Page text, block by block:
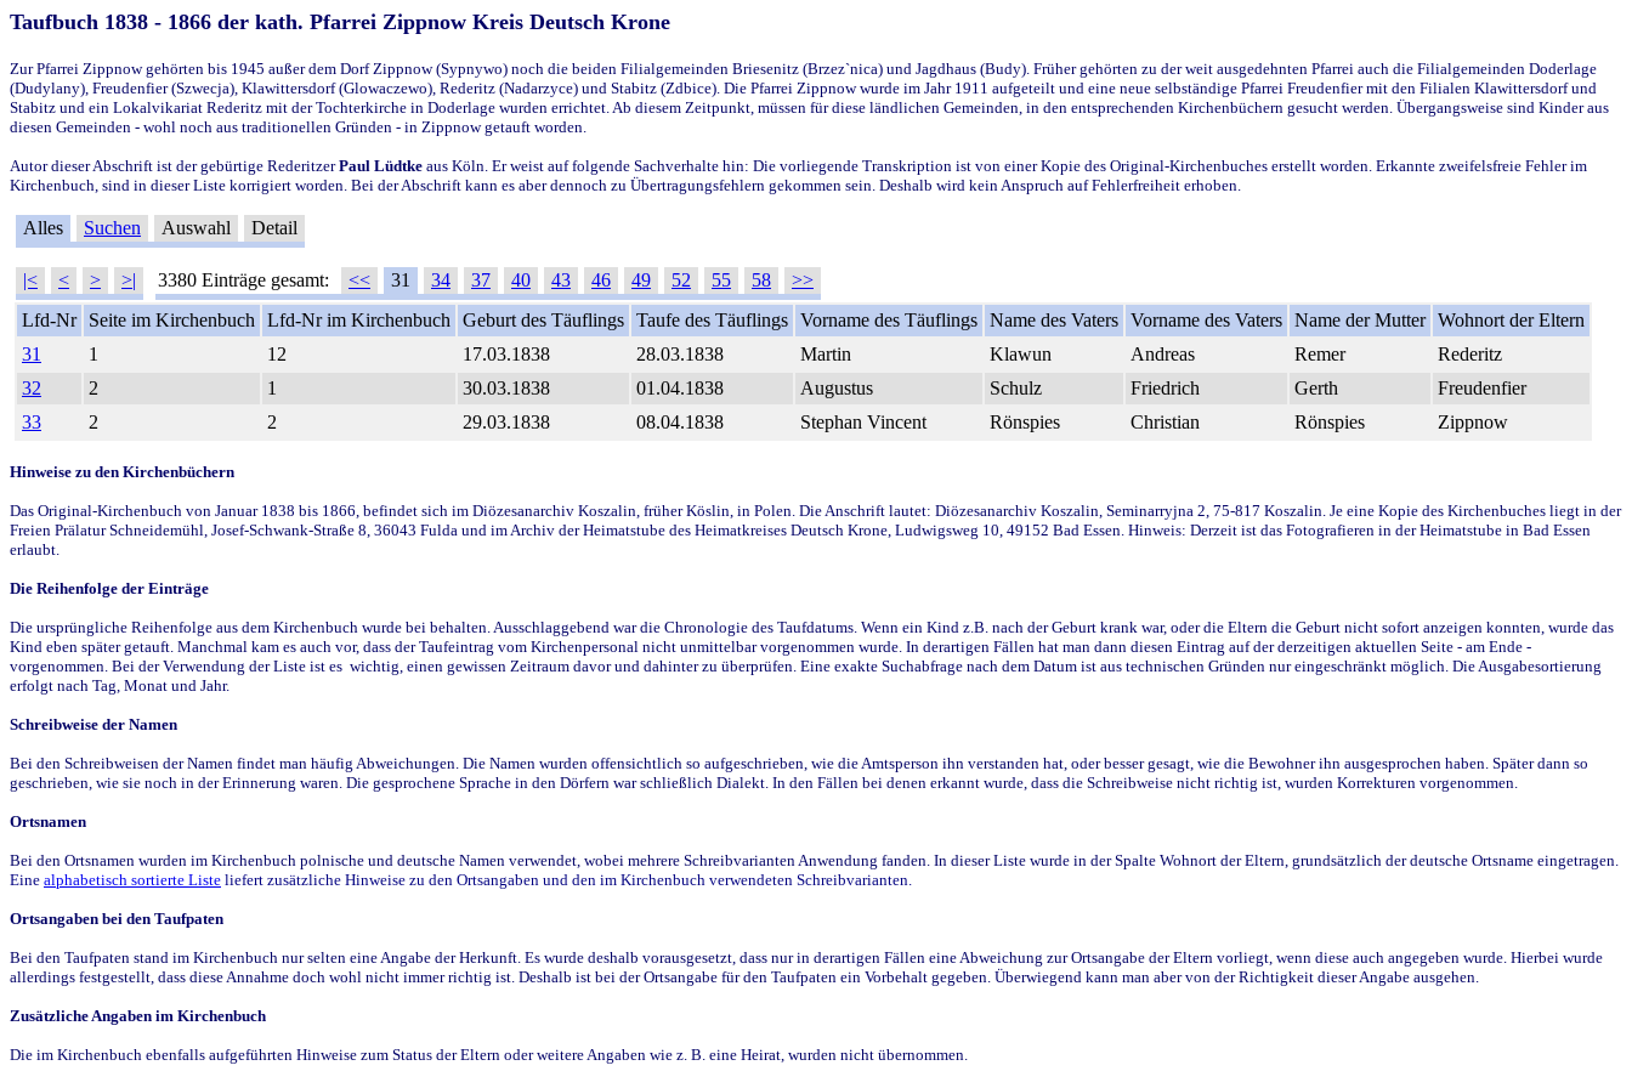
Taufbuch 1838 - 1866 der kath. Pfarrei Zippnow Kreis Deutsch Krone
Zur Pfarrei Zippnow gehörten bis 1945 außer dem Dorf Zippnow (Sypnywo) noch die beiden Filialgemeinden Briesenitz (Brzez`nica) und Jagdhaus (Budy). Früher gehörten zu der weit ausgedehnten Pfarrei auch die Filialgemeinden Doderlage
(Dudylany), Freudenfier (Szwecja), Klawittersdorf (Glowaczewo), Rederitz (Nadarzyce) und Stabitz (Zdbice). Die Pfarrei Zippnow wurde im Jahr 1911 aufgeteilt und eine neue selbständige Pfarrei Freudenfier mit den Filialen Klawittersdorf und
Stabitz und ein Lokalvikariat Rederitz mit der Tochterkirche in Doderlage wurden errichtet. Ab diesem Zeitpunkt, müssen für diese ländlichen Gemeinden, in den entsprechenden Kirchenbüchern gesucht werden. Übergangsweise sind Kinder aus
diesen Gemeinden - wohl noch aus traditionellen Gründen - in Zippnow getauft worden.
Autor dieser Abschrift ist der gebürtige RederitzerPaul Lüdtke aus Köln. Er weist auf folgende Sachverhalte hin: Die vorliegende Transkription ist von einer Kopie des Original-Kirchenbuches erstellt worden. Erkannte zweifelsfreie Fehler im
Kirchenbuch, sind in dieser Liste korrigiert worden. Bei der Abschrift kann es aber dennoch zu Übertragungsfehlern gekommen sein. Deshalb wird kein Anspruch auf Fehlerfreiheit erhoben.
Alles Suchen Auswahl Detail
|< < > >| 3380 Einträge gesamt: << 31 34 37 40 43 46 49 52 55 58
>>
Lfd-Nr
Seite im Kirchenbuch Lfd-Nr im Kirchenbuch Geburt des Täuflings Taufe des Täuflings Vorname des Täuflings Name des Vaters Vorname des Vaters Name der Mutter Wohnort der Eltern
31
1 12 17.03.1838 28.03.1838 Martin Klawun Andreas Remer
Rederitz
32
2 1 30.03.1838 01.04.1838 Augustus Schulz Friedrich Gerth
Freudenfier
33
2 2 29.03.1838 08.04.1838 Stephan Vincent Rönspies Christian Rönspies Zippnow
Hinweise zu den Kirchenbüchern
Das Original-Kirchenbuch von Januar 1838 bis 1866, befindet sich im Diözesanarchiv Koszalin, früher Köslin, in Polen. Die Anschrift lautet: Diözesanarchiv Koszalin, Seminarryjna 2, 75-817 Koszalin. Je eine Kopie des Kirchenbuches liegt in der
Freien Prälatur Schneidemühl, Josef-Schwank-Straße 8, 36043 Fulda und im Archiv der Heimatstube des Heimatkreises Deutsch Krone, Ludwigsweg 10, 49152 Bad Essen. Hinweis: Derzeit ist das Fotografieren in der Heimatstube in Bad Essen
erlaubt.
Die Reihenfolge der Einträge
Die ursprüngliche Reihenfolge aus dem Kirchenbuch wurde bei behalten. Ausschlaggebend war die Chronologie des Taufdatums. Wenn ein Kind z.B. nach der Geburt krank war, oder die Eltern die Geburt nicht sofort anzeigen konnten, wurde das
Kind eben später getauft. Manchmal kam es auch vor, dass der Taufeintrag vom Kirchenpersonal nicht unmittelbar vorgenommen wurde. In derartigen Fällen hat man dann diesen Eintrag auf der derzeitigen aktuellen Seite - am Ende -
vorgenommen. Bei der Verwendung der Liste ist es wichtig, einen gewissen Zeitraum davor und dahinter zu überprüfen. Eine exakte Suchabfrage nach dem Datum ist aus technischen Gründen nur eingeschränkt möglich. Die Ausgabesortierung
erfolgt nach Tag, Monat und Jahr.
Schreibweise der Namen
Bei den Schreibweisen der Namen findet man häufig Abweichungen. Die Namen wurden offensichtlich so aufgeschrieben, wie die Amtsperson ihn verstanden hat, oder besser gesagt, wie die Bewohner ihn ausgesprochen haben. Später dann so
geschrieben, wie sie noch in der Erinnerung waren. Die gesprochene Sprache in den Dörfern war schließlich Dialekt. In den Fällen bei denen erkannt wurde, dass die Schreibweise nicht richtig ist, wurden Korrekturen vorgenommen.
Ortsnamen
Bei den Ortsnamen wurden im Kirchenbuch polnische und deutsche Namen verwendet, wobei mehrere Schreibvarianten Anwendung fanden. In dieser Liste wurde in der Spalte Wohnort der Eltern, grundsätzlich der deutsche Ortsname eingetragen.
Eine alphabetisch sortierte Liste liefert zusätzliche Hinweise zu den Ortsangaben und den im Kirchenbuch verwendeten Schreibvarianten.
Ortsangaben bei den Taufpaten
Bei den Taufpaten stand im Kirchenbuch nur selten eine Angabe der Herkunft. Es wurde deshalb vorausgesetzt, dass nur in derartigen Fällen eine Abweichung zur Ortsangabe der Eltern vorliegt, wenn diese auch angegeben wurde. Hierbei wurde
allerdings festgestellt, dass diese Annahme doch wohl nicht immer richtig ist. Deshalb ist bei der Ortsangabe für den Taufpaten ein Vorbehalt gegeben. Überwiegend kann man aber von der Richtigkeit dieser Angabe ausgehen.
Zusätzliche Angaben im Kirchenbuch
Die im Kirchenbuch ebenfalls aufgeführten Hinweise zum Status der Eltern oder weitere Angaben wie z. B. eine Heirat, wurden nicht übernommen.